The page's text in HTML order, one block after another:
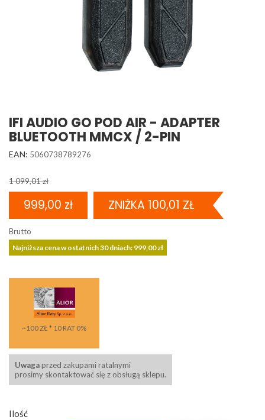
IFI AUDIO GO POD AIR - ADAPTER
BLUETOOTH MMCX / 2-PIN
EAN: 5060738789276
1 099,01 zł
999,00 zł ZNIŻKA 100,01 ZŁ
Brutto
Najniższa cena w ostatnich 30 dniach: 999,00 zł
~100 ZŁ * 10 RAT 0%
Uwaga przed zakupami ratalnymi
prosimy skontaktować się z obsługą sklepu.
Ilość